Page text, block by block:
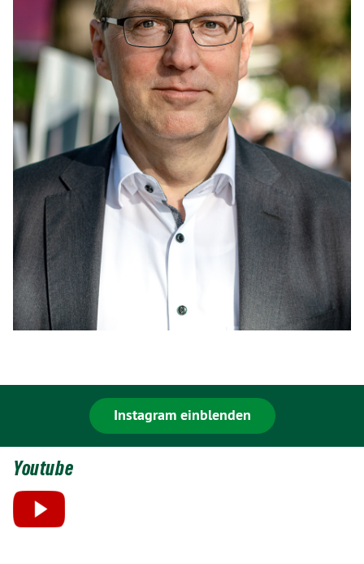
Instagram einblenden
Youtube